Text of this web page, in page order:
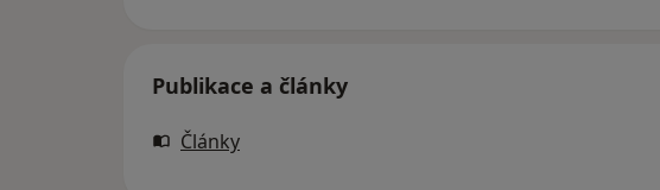
Publikace a články
Články